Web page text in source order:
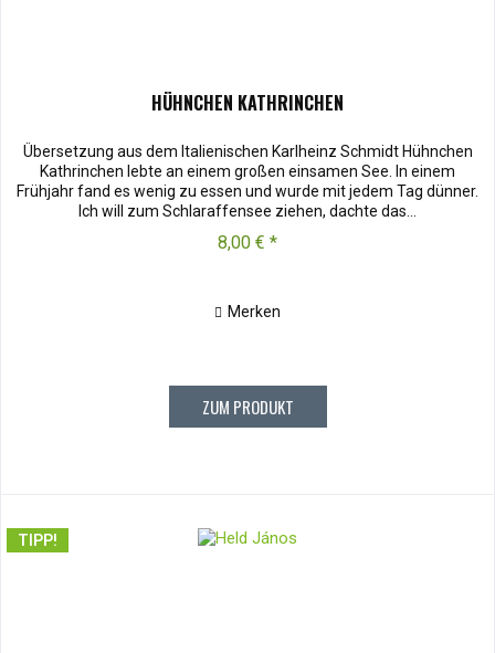
HÜHNCHEN KATHRINCHEN
Übersetzung aus dem Italienischen Karlheinz Schmidt Hühnchen
Kathrinchen lebte an einem großen einsamen See. In einem
Frühjahr fand es wenig zu essen und wurde mit jedem Tag dünner.
Ich will zum Schlaraffensee ziehen, dachte das...
8,00 € *
Merken
ZUM PRODUKT
TIPP!